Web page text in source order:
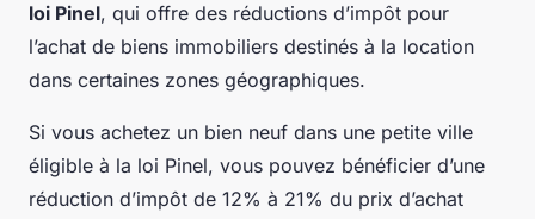
loi Pinel, qui offre des réductions d’impôt pour
l’achat de biens immobiliers destinés à la location
dans certaines zones géographiques.
Si vous achetez un bien neuf dans une petite ville
éligible à la loi Pinel, vous pouvez bénéficier d’une
réduction d’impôt de 12% à 21% du prix d’achat